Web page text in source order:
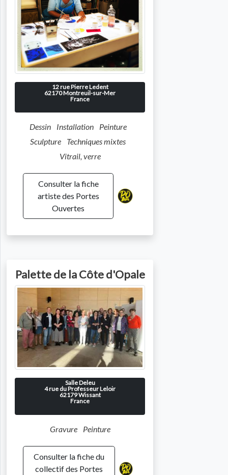
12 rue Pierre Ledent
62170Montreuil-sur-Mer
France
Dessin Installation
Peinture
Sculpture
Techniques mixtes
Vitrail, verre
Consulter la fiche
artiste des Portes
Ouvertes
Palette de la Côte d'Opale
Salle Deleu
4 rue du Professeur Leloir
62179Wissant
France
Gravure Peinture
Consulter la fiche du
collectif des Portes